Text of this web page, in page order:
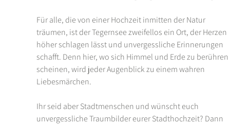
Für alle, die von einer Hochzeit inmitten der Natur
träumen, ist der Tegernsee zweifellos ein Ort, der Herzen
höher schlagen lässt und unvergessliche Erinnerungen
schafft. Denn hier, wo sich Himmel und Erde zu berühren
scheinen, wird jeder Augenblick zu einem wahren
Liebesmärchen.
Ihr seid aber Stadtmenschen und wünscht euch
unvergessliche Traumbilder eurer Stadthochzeit? Dann